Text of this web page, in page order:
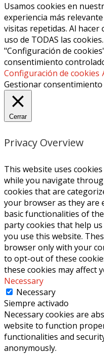
Usamos cookies en
experiencia más
visitas repetidas. Al hacer
uso de TODAS las
"Configuración de
consentimiento
Configuración de cookies
Gestionar consentimiento
Cerrar
Privacy Overview
This website uses
while you navigate
cookies that are
your browser as they
basic functionalities of
party cookies that help
you use this website.
browser only with your
to opt-out of these
these cookies may affect
Necessary
Necessary
Siempre activado
Necessary cookies are
website to function
functionalities and
anonymously.